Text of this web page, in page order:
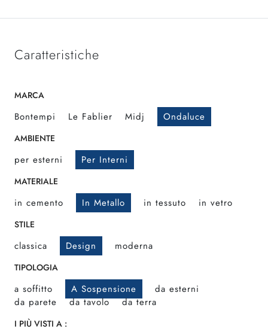
Caratteristiche
MARCA
Bontempi Le Fablier Midj Ondaluce
AMBIENTE
per esterni Per Interni
MATERIALE
in cemento In Metallo in tessuto in vetro
STILE
classica Design moderna
TIPOLOGIA
a soffitto A Sospensione
da esterni
da parete
da tavolo da terra
I PIÙ VISTI A :